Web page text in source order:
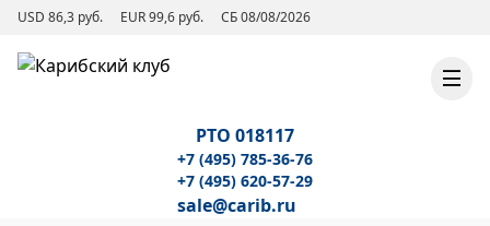
USD 86,3 руб. EUR 99,6 руб. СБ 08/08/2026
РТО 018117
+7 (495) 785-36-76
+7 (495) 620-57-29
sale@carib.ru